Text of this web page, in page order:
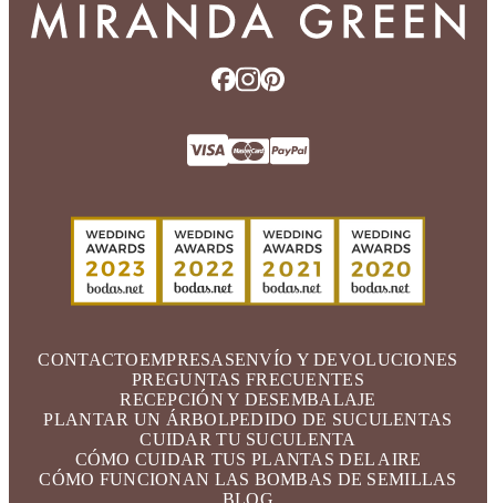
CONTACTOEMPRESASENVÍO Y DEVOLUCIONES
PREGUNTAS FRECUENTES
RECEPCIÓN Y DESEMBALAJE
PLANTAR UN ÁRBOLPEDIDO DE SUCULENTAS
CUIDAR TU SUCULENTA
CÓMO CUIDAR TUS PLANTAS DEL AIRE
CÓMO FUNCIONAN LAS BOMBAS DE SEMILLAS